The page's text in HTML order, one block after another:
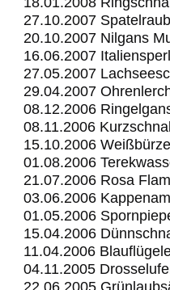
27.10.2007
20.10.2007 Nilgans
16.06.2007
27.05.2007
29.04.2007
08.12.2006
08.11.2006
15.10.2006
01.08.2006
21.07.2006 Rosa
03.06.2006
01.05.2006
15.04.2006
11.04.2006
04.11.2005
22.06.2005